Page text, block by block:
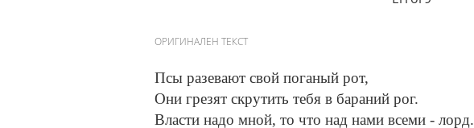
ОРИГИНАЛЕН ТЕКСТ
Псы разевают свой поганый рот,
Они грезят скрутить тебя в бараний рог.
Власти надо мной, то что над нами всеми - лорд.